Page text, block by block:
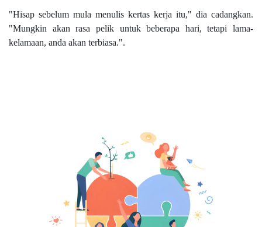
"Hisap sebelum mula menulis kertas kerja itu," dia cadangkan.
"Mungkin akan rasa pelik untuk beberapa hari, tetapi lama-
kelamaan, anda akan terbiasa.".